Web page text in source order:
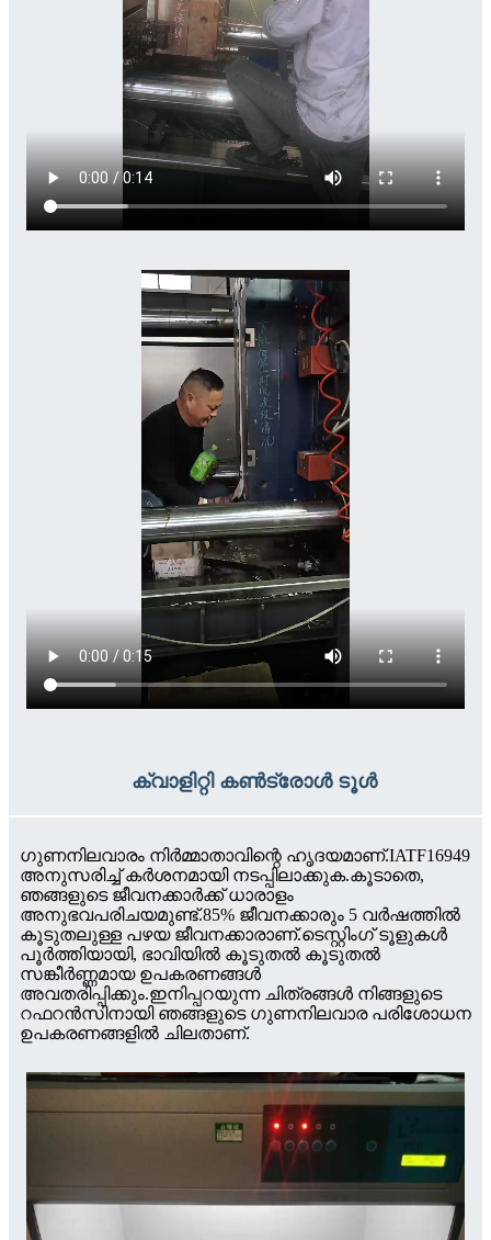
ക്വാളിറ്റി കൺട്രോൾ ടൂൾ
ഗുണനിലവാരം നിർമ്മാതാവിന്റെ ഹൃദയമാണ്.IATF16949
അനുസരിച്ച് കർശനമായി നടപ്പിലാക്കുക.കൂടാതെ,
ഞങ്ങളുടെ ജീവനക്കാർക്ക് ധാരാളം
അനുഭവപരിചയമുണ്ട്.85% ജീവനക്കാരും 5 വർഷത്തിൽ
കൂടുതലുള്ള പഴയ ജീവനക്കാരാണ്.ടെസ്റ്റിംഗ് ടൂളുകൾ
പൂർത്തിയായി, ഭാവിയിൽ കൂടുതൽ കൂടുതൽ
സങ്കീർണ്ണമായ ഉപകരണങ്ങൾ
അവതരിപ്പിക്കും.ഇനിപ്പറയുന്ന ചിത്രങ്ങൾ നിങ്ങളുടെ
റഫറൻസിനായി ഞങ്ങളുടെ ഗുണനിലവാര പരിശോധന
ഉപകരണങ്ങളിൽ ചിലതാണ്.